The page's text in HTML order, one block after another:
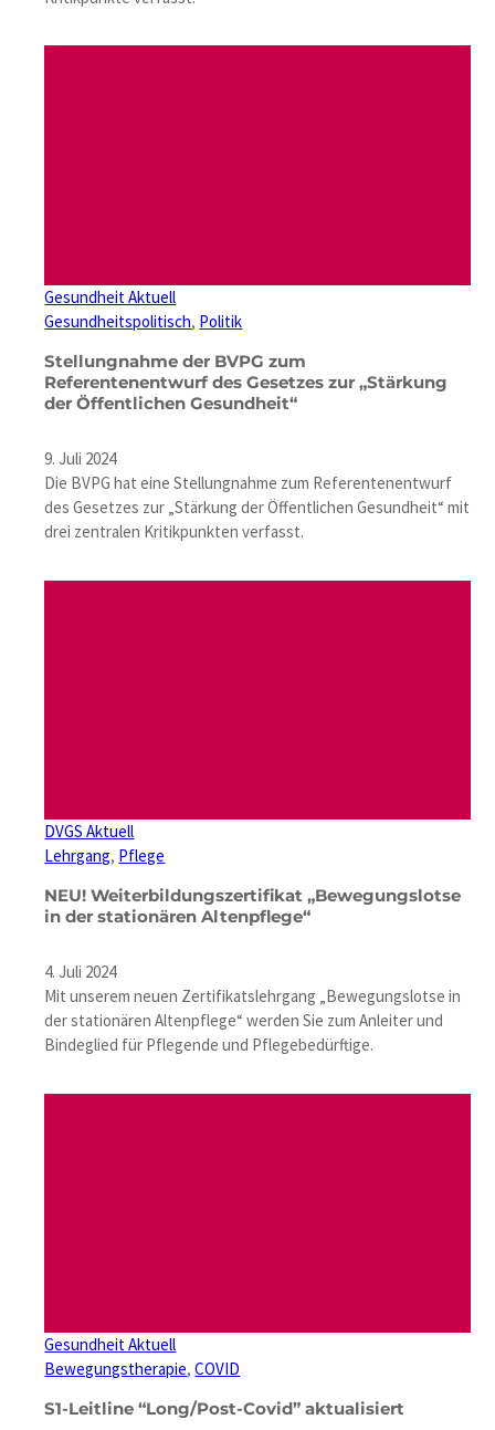
Gesundheit Aktuell
Gesundheitspolitisch, Politik
Stellungnahme der BVPG zum
Referentenentwurf des Gesetzes zur „Stärkung
der Öffentlichen Gesundheit“
9. Juli 2024
Die BVPG hat eine Stellungnahme zum Referentenentwurf
des Gesetzes zur „Stärkung der Öffentlichen Gesundheit“ mit
drei zentralen Kritikpunkten verfasst.
DVGS Aktuell
Lehrgang, Pflege
NEU! Weiterbildungszertifikat „Bewegungslotse
in der stationären Altenpflege“
4. Juli 2024
Mit unserem neuen Zertifikatslehrgang „Bewegungslotse in
der stationären Altenpflege“ werden Sie zum Anleiter und
Bindeglied für Pflegende und Pflegebedürftige.
Gesundheit Aktuell
Bewegungstherapie, COVID
S1-Leitline “Long/Post-Covid” aktualisiert